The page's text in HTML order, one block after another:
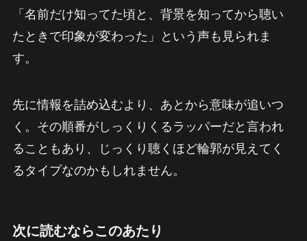
「名前だけ知ってた頃と、背景を知ってから聴い
たときで印象が変わった」という声も見られま
す。
先に情報を詰め込むより、あとから意味が追いつ
く。その順番がしっくりくるラッパーだと言われ
ることもあり、じっくり聴くほど輪郭が見えてく
るタイプなのかもしれません。
次に読むならこのあたり